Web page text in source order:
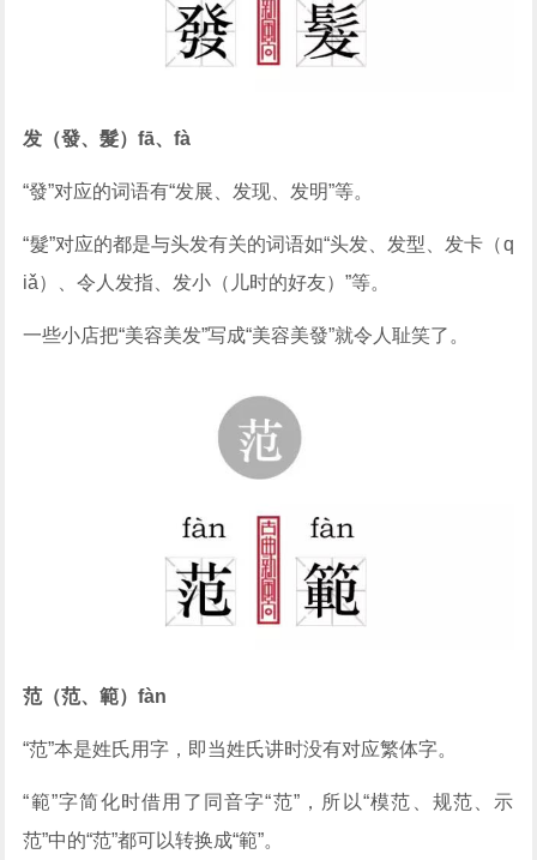
发（發、髮）fā、fà
“發”对应的词语有“发展、发现、发明”等。
“髮”对应的都是与头发有关的词语如“头发、发型、发卡（q
iǎ）、令人发指、发小（儿时的好友）”等。
一些小店把“美容美发”写成“美容美發”就令人耻笑了。
范（范、範）fàn
“范”本是姓氏用字，即当姓氏讲时没有对应繁体字。
“範”字简化时借用了同音字“范”，所以“模范、规范、示
范”中的“范”都可以转换成“範”。